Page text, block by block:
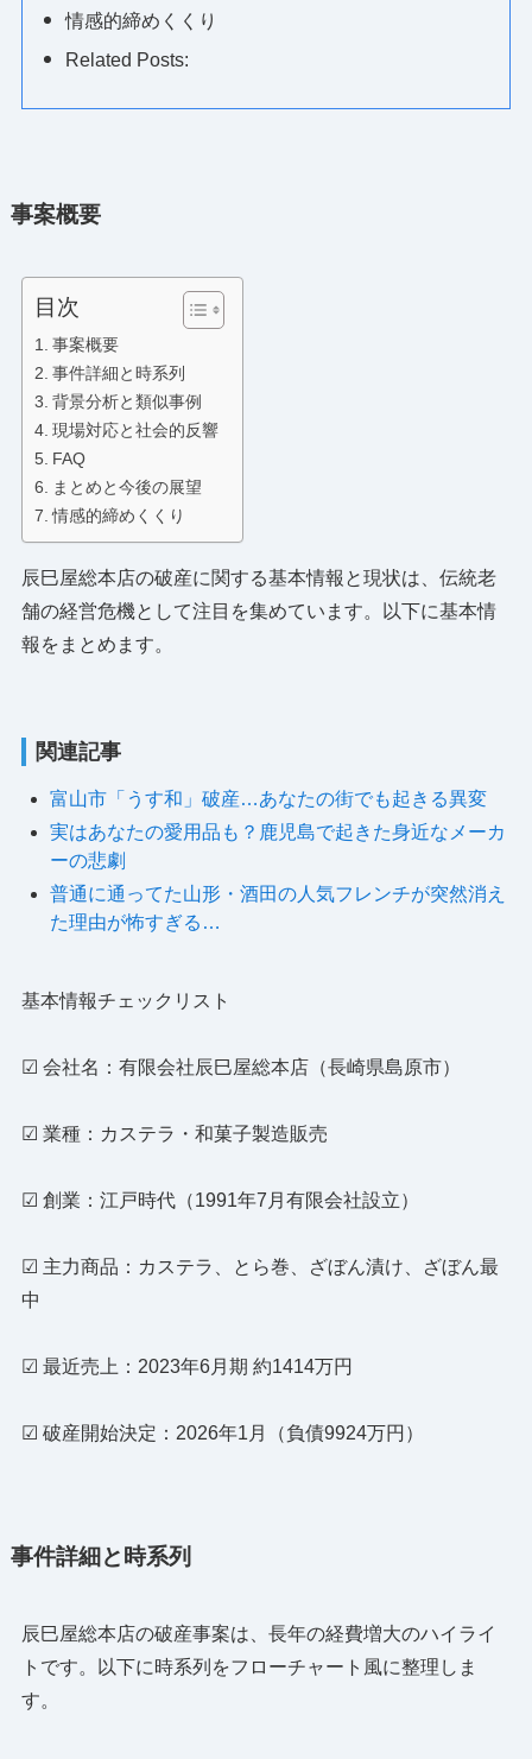
情感的締めくくり
Related Posts:
事案概要
目次
事案概要
事件詳細と時系列
背景分析と類似事例
現場対応と社会的反響
FAQ
まとめと今後の展望
情感的締めくくり
辰巳屋総本店の破産に関する基本情報と現状は、伝統老
舗の経営危機として注目を集めています。以下に基本情
報をまとめます。
関連記事
富山市「うす和」破産…あなたの街でも起きる異変
実はあなたの愛用品も？鹿児島で起きた身近なメーカ
ーの悲劇
普通に通ってた山形・酒田の人気フレンチが突然消え
た理由が怖すぎる…
基本情報チェックリスト
☑ 会社名：有限会社辰巳屋総本店（長崎県島原市）
☑ 業種：カステラ・和菓子製造販売
☑ 創業：江戸時代（1991年7月有限会社設立）
☑ 主力商品：カステラ、とら巻、ざぼん漬け、ざぼん最
中
☑ 最近売上：2023年6月期 約1414万円
☑ 破産開始決定：2026年1月（負債9924万円）
事件詳細と時系列
辰巳屋総本店の破産事案は、長年の経費増大のハイライ
トです。以下に時系列をフローチャート風に整理しま
す。